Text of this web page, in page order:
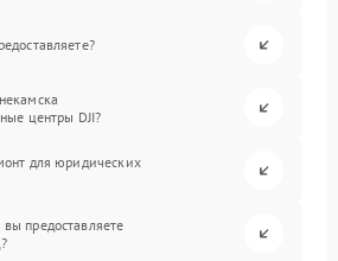
центры DJI?
для юридических
предоставляете